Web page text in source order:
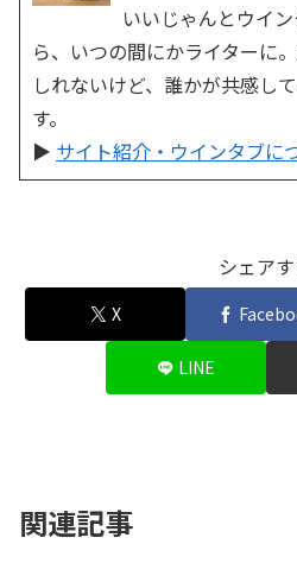
いいじゃんとウイ
ら、いつの間にかライターに
しれないけど、誰かが共感し
す。
▶ サイト紹介・ウインタブに
シェア
X
LINE
関連記事